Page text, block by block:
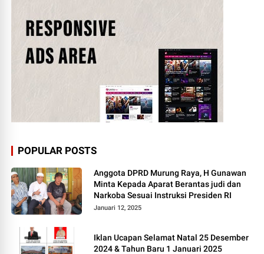
POPULAR POSTS
Anggota DPRD Murung Raya, H Gunawan
Minta Kepada Aparat Berantas judi dan
Narkoba Sesuai Instruksi Presiden RI
Januari 12, 2025
Iklan Ucapan Selamat Natal 25 Desember
2024 & Tahun Baru 1 Januari 2025